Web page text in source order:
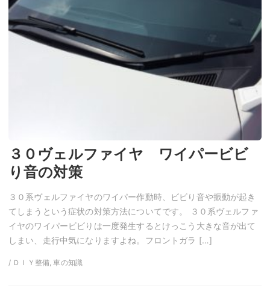
３０ヴェルファイヤ ワイパービビ
り音の対策
３０系ヴェルファイヤのワイパー作動時、ビビり音や振動が起き
てしまうという症状の対策方法についてです。 ３０系ヴェルファ
イヤのワイパービビりは一度発生するとけっこう大きな音が出て
しまい、走行中気になりますよね。フロントガラ […]
/ ＤＩＹ整備, 車の知識